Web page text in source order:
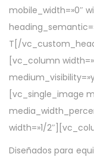
d
o
e
l
mobile_width=»0″
T[/
[vc_column
[vc_single_image
width=»1/
Diseñados para